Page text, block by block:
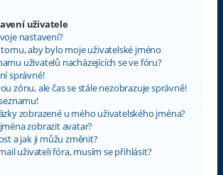
uživatele
nastavení?
aby bylo moje uživatelské jméno
uživatelů nacházejících se ve fóru?
správné!
zónu, ale čas se stále nezobrazuje správně!
zobrazené u mého uživatelského jména?
zobrazit avatar?
a jak ji můžu změnit?
uživateli fóra, musím se přihlásit?